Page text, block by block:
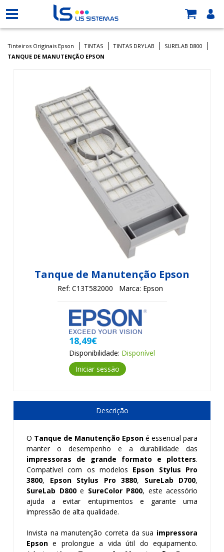
Tinteiros Originais Epson TINTAS TINTAS DRYLAB
SURELAB D800
TANQUE DE MANUTENÇÃO EPSON
Tanque de Manutenção Epson
Ref: C13T582000 Marca: Epson
18,49€
Disponibilidade: Disponível
Iniciar sessão
Descrição
O Tanque de Manutenção Epson é essencial para
manter o desempenho e a durabilidade das
impressoras de grande formato e plotters.
Compatível com os modelos Epson Stylus Pro
3800, Epson Stylus Pro 3880, SureLab D700,
SureLab D800e SureColor P800, este acessório
ajuda a evitar entupimentos e garante uma
impressão de alta qualidade.
Invista na manutenção correta da sua impressora
Epson e prolongue a vida útil do equipamento.